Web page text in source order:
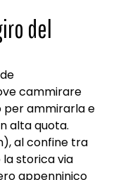
del
cammirare
per ammirarla e
alta quota.
al confine tra
la storica via
appenninico